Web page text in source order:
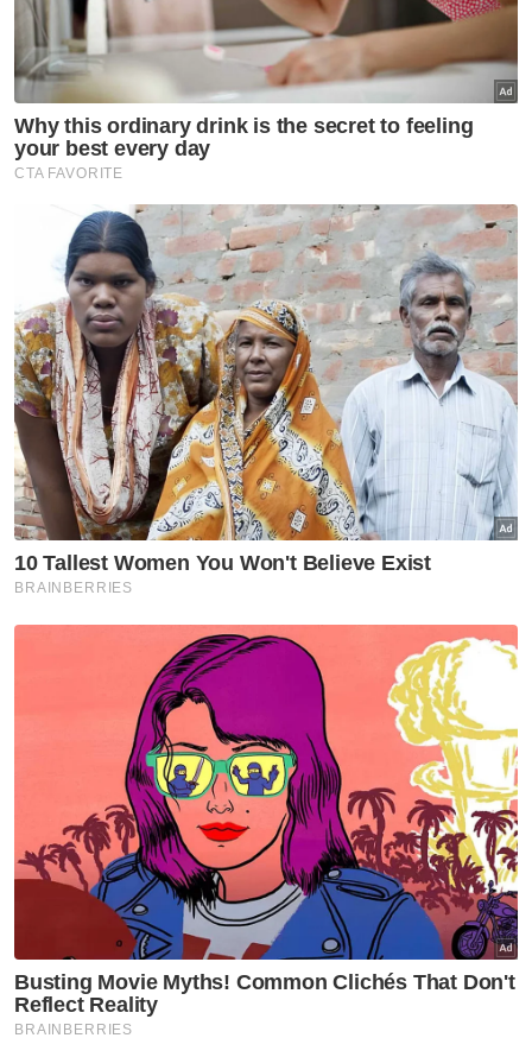
Artikel Berkaitan:
'Laksana tindakan radikal, bukan tukar presiden' -
Noraini
PRK: Dewan Jubli Intan Sultan Ibrahim Johor Bahru,
Muar lokasi PPC
Agama Islam dan parti Islam tidak boleh disamakan -
Muat turun aplikasi Sinar Harian.
Harap bantu kajian selidik kami dan
dapatkan baucar tunai.
×
Apakah status hubungan anda?
Bujang Kahwin
Masuk | Daftar VPoints:0
Jenayah Syariah